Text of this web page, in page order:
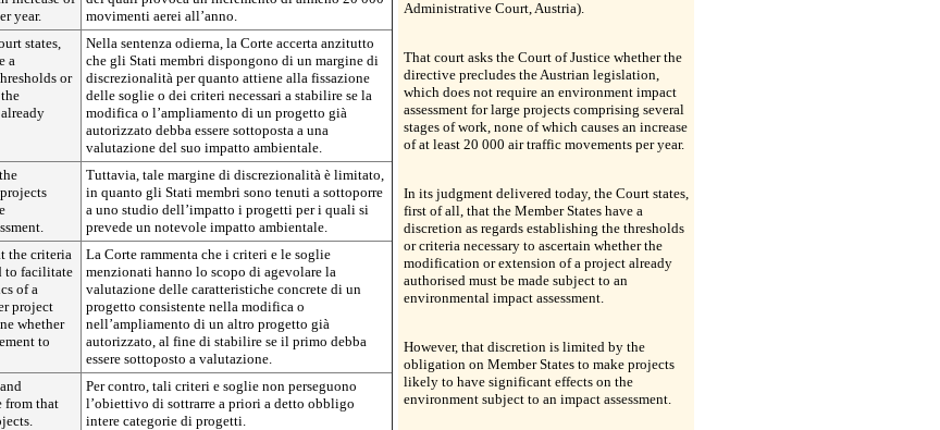
year.
movimenti aerei all’anno.
states,
a
or
Nella sentenza odierna, la Corte accerta anzitutto
che gli Stati membri dispongono di un margine di
discrezionalità per quanto attiene alla fissazione
delle soglie o dei criteri necessari a stabilire se la
modifica o l’ampliamento di un progetto già
autorizzato debba essere sottoposta a una
valutazione del suo impatto ambientale.
Tuttavia, tale margine di discrezionalità è limitato,
in quanto gli Stati membri sono tenuti a sottoporre
a uno studio dell’impatto i progetti per i quali si
prevede un notevole impatto ambientale.
the criteria
to facilitate
of a
project
whether
to
La Corte rammenta che i criteri e le soglie
menzionati hanno lo scopo di agevolare la
valutazione delle caratteristiche concrete di un
progetto consistente nella modifica o
nell’ampliamento di un altro progetto già
autorizzato, al fine di stabilire se il primo debba
essere sottoposto a valutazione.
from that
Per contro, tali criteri e soglie non perseguono
l’obiettivo di sottrarre a priori a detto obbligo
intere categorie di progetti.
Administrative Court, Austria).
That court asks the Court of Justice whether the
directive precludes the Austrian legislation,
which does not require an environment impact
assessment for large projects comprising several
stages of work, none of which causes an increase
of at least 20 000 air traffic movements per year.
In its judgment delivered today, the Court states,
first of all, that the Member States have a
discretion as regards establishing the thresholds
or criteria necessary to ascertain whether the
modification or extension of a project already
authorised must be made subject to an
environmental impact assessment.
However, that discretion is limited by the
obligation on Member States to make projects
likely to have significant effects on the
environment subject to an impact assessment.